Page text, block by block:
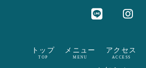
トップ
TOP
メニュー
MENU
アクセス
ACCESS